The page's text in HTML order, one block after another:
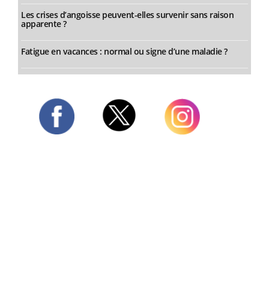
Les crises d’angoisse peuvent-elles survenir sans raison
apparente ?
Fatigue en vacances : normal ou signe d’une maladie ?